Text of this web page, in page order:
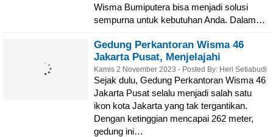
Wisma Bumiputera bisa menjadi solusi
sempurna untuk kebutuhan Anda. Dalam…
Gedung Perkantoran Wisma 46
Jakarta Pusat, Menjelajahi
Keindahan & Fasilitas
Kamis 2 November 2023 - Posted By: Heri Setiabudi
Sejak dulu, Gedung Perkantoran Wisma 46
Jakarta Pusat selalu menjadi salah satu
ikon kota Jakarta yang tak tergantikan.
Dengan ketinggian mencapai 262 meter,
gedung ini…